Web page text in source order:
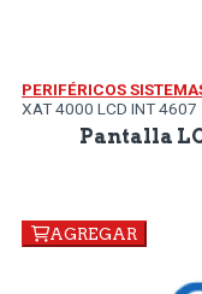
PERIFÉRICOS
XAT 4000 LCD INT 4607
Pantalla
AGREGAR